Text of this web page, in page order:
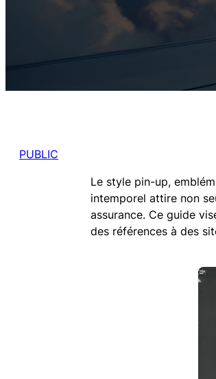
PUBLIC
Le style pin-up,
intemporel attire non
assurance. Ce guide
des références à des